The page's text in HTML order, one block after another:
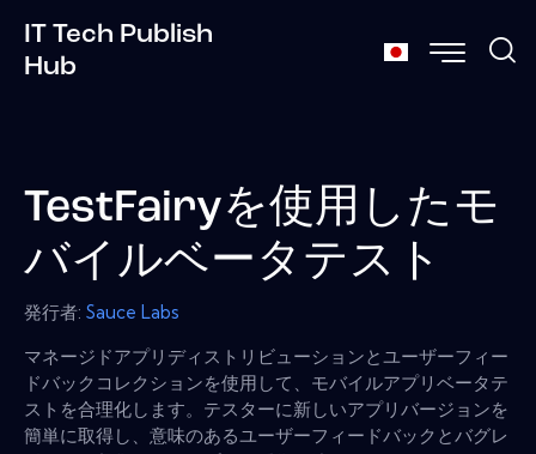
IT Tech Publish
Hub
TestFairyを使用したモ
バイルベータテスト
発行者: Sauce Labs
マネージドアプリディストリビューションとユーザーフィー
ドバックコレクションを使用して、モバイルアプリベータテ
ストを合理化します。テスターに​​新しいアプリバージョンを
簡単に取得し、意味のあるユーザーフィードバックとバグレ